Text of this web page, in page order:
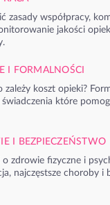
zasady współpracy,
jakości
I FORMALNOŚCI
zależy koszt opieki?
które
I BEZPIECZEŃSTWO
o zdrowie fizyczne i
najczęstsze choroby i